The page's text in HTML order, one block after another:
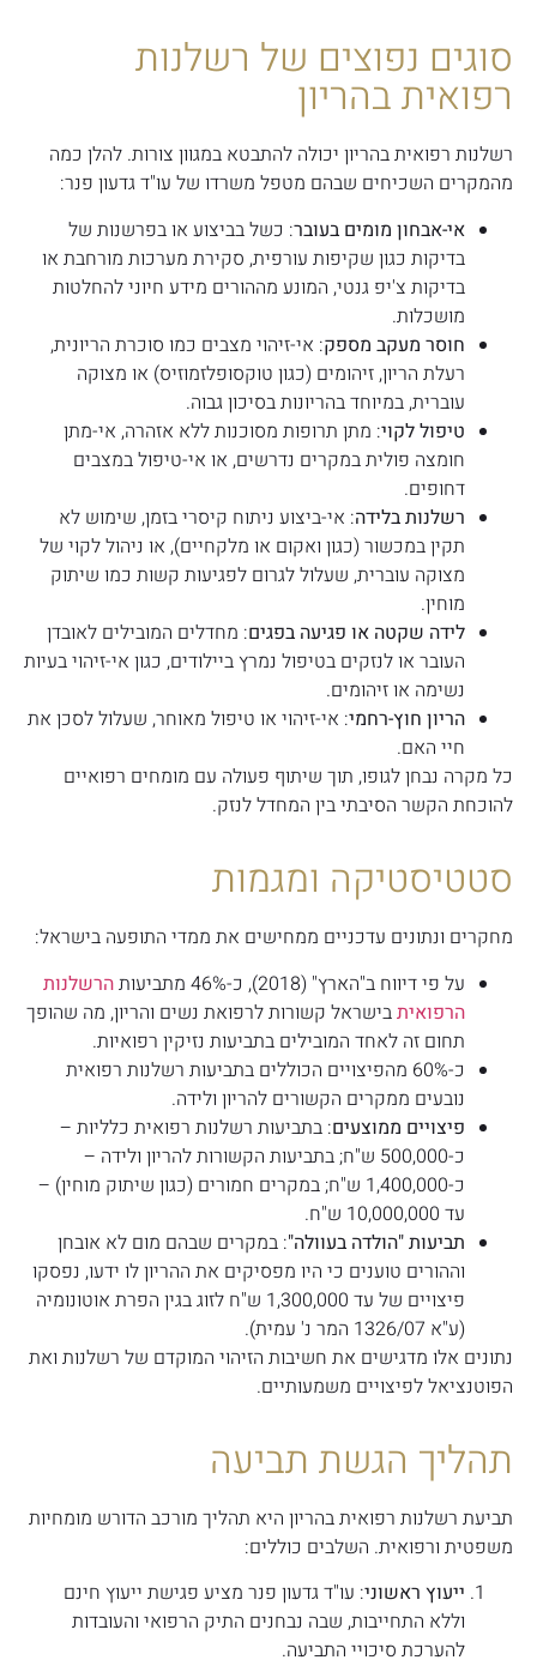
סוגים נפוצים של רשלנות
רפואית בהריון
רשלנות רפואית בהריון יכולה להתבטא במגוון צורות. להלן כמה
מהמקרים השכיחים שבהם מטפל משרדו של עו"ד גדעון פנר:
אי-אבחון מומים בעובר: כשל בביצוע או בפרשנות של
בדיקות כגון שקיפות עורפית, סקירת מערכות מורחבת או
בדיקות צ'יפ גנטי, המונע מההורים מידע חיוני להחלטות
מושכלות.
חוסר מעקב מספק: אי-זיהוי מצבים כמו סוכרת הריונית,
רעלת הריון, זיהומים (כגון טוקסופלזמוזיס) או מצוקה
עוברית, במיוחד בהריונות בסיכון גבוה.
טיפול לקוי: מתן תרופות מסוכנות ללא אזהרה, אי-מתן
חומצה פולית במקרים נדרשים, או אי-טיפול במצבים
דחופים.
רשלנות בלידה: אי-ביצוע ניתוח קיסרי בזמן, שימוש לא
תקין במכשור (כגון ואקום או מלקחיים), או ניהול לקוי של
מצוקה עוברית, שעלול לגרום לפגיעות קשות כמו שיתוק
מוחין.
לידה שקטה או פגיעה בפגים: מחדלים המובילים לאובדן
העובר או לנזקים בטיפול נמרץ ביילודים, כגון אי-זיהוי בעיות
נשימה או זיהומים.
הריון חוץ-רחמי: אי-זיהוי או טיפול מאוחר, שעלול לסכן את
חיי האם.
כל מקרה נבחן לגופו, תוך שיתוף פעולה עם מומחים רפואיים
להוכחת הקשר הסיבתי בין המחדל לנזק.
סטטיסטיקה ומגמות
מחקרים ונתונים עדכניים ממחישים את ממדי התופעה בישראל:
על פי דיווח ב"הארץ" (2018), כ-46% מתביעות
הרשלנות
הרפואיתבישראל קשורות לרפואת נשים והריון, מה שהופך
תחום זה לאחד המובילים בתביעות נזיקין רפואיות.
כ-60% מהפיצויים הכוללים בתביעות רשלנות רפואית
נובעים ממקרים הקשורים להריון ולידה.
פיצויים ממוצעים: בתביעות רשלנות רפואית כלליות –
כ-500,000 ש"ח; בתביעות הקשורות להריון ולידה –
כ-1,400,000 ש"ח; במקרים חמורים (כגון שיתוק מוחין) –
עד 10,000,000 ש"ח.
תביעות "הולדה בעוולה": במקרים שבהם מום לא אובחן
וההורים טוענים כי היו מפסיקים את ההריון לו ידעו, נפסקו
פיצויים של עד 1,300,000 ש"ח לזוג בגין הפרת אוטונומיה
(ע"א 1326/07 המר נ' עמית).
נתונים אלו מדגישים את חשיבות הזיהוי המוקדם של רשלנות ואת
הפוטנציאל לפיצויים משמעותיים.
תהליך הגשת תביעה
תביעת רשלנות רפואית בהריון היא תהליך מורכב הדורש מומחיות
משפטית ורפואית. השלבים כוללים:
ייעוץ ראשוני: עו"ד גדעון פנר מציע פגישת ייעוץ חינם
וללא התחייבות, שבה נבחנים התיק הרפואי והעובדות
להערכת סיכויי התביעה.